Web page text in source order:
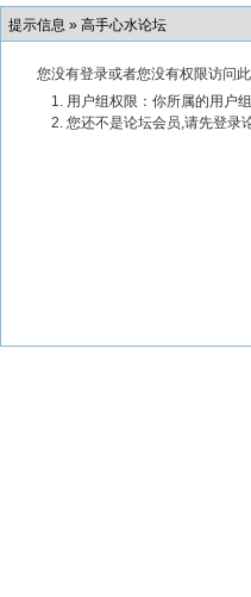
提示信息 » 高手心水论坛
您没有登录或者您没有权限访问
用户组权限：你所属的用户
您还不是论坛会员,请先登录